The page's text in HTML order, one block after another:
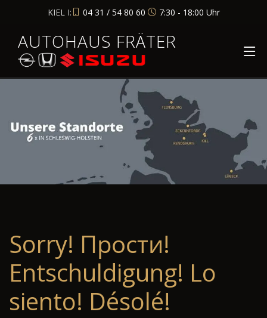
KIEL I: 04 31 / 54 80 60 7:30 - 18:00 Uhr
AUTOHAUS FRÄTER
Sorry! Прости!
Entschuldigung! Lo
siento! Désolé!